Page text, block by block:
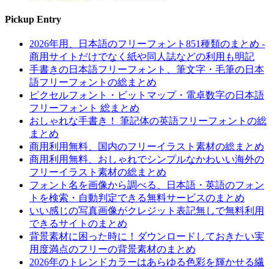
Pickup Entry
2026年用、日本語のフリーフォント851種類のまとめ -
商用サイトだけでなく紙や同人誌などの利用も明記
手書きの日本語フリーフォント、筆文字・毛筆の日本
語フリーフォントの総まとめ
ピクセルフォント・ビットマップ・電卓数字の日本語
フリーフォント 総まとめ
おしゃれな手書き！ 筆記体の英語フリーフォントの総
まとめ
商用利用無料、国内のフリーイラスト素材の総まとめ
商用利用無料、おしゃれでシンプルなかわいい海外の
フリーイラスト素材の総まとめ
フォント名を画像から調べる、日本語・英語のフォン
トを検索・自動判定できる無料サービスのまとめ
いい感じの写真画像がクレジット表記無しで無料利用
できるサイトのまとめ
背景素材に困った時に！ダウンロードしておきたい実
用度満点のフリーの背景素材のまとめ
2026年のトレンドカラーはあらゆる色彩を輝かせる繊